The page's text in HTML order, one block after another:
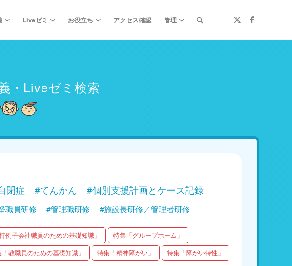
Liveゼミ お役立ち アクセス確認 管理
・Liveゼミ検索
閉症 #てんかん
#個別支援計画とケース記録
職員研修 #管理職研修 #施設長研修／管理者研修
例子会社職員のための基礎知識」
特集「グループホーム」
教職員のための基礎知識」 特集「精神障がい」 特集「障がい特性」